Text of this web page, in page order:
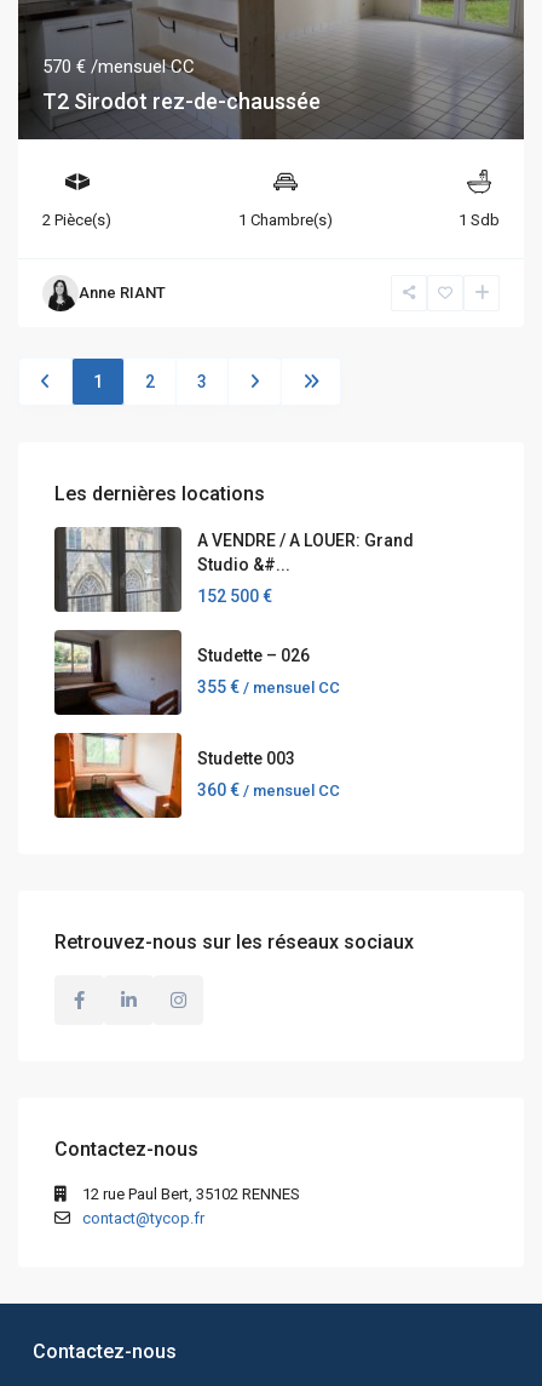
570 € /mensuel CC
T2 Sirodot rez-de-chaussée
2 Pièce(s) 1 Chambre(s) 1 Sdb
Anne RIANT
1 2 3
Les dernières locations
A VENDRE / A LOUER: Grand
Studio &#...
152 500 €
Studette – 026
355 € / mensuel CC
Studette 003
360 € / mensuel CC
Retrouvez-nous sur les réseaux sociaux
Contactez-nous
12 rue Paul Bert, 35102 RENNES
contact@tycop.fr
Contactez-nous